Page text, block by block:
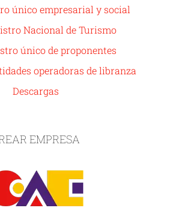
único empresarial y social
Nacional de Turismo
único de proponentes
operadoras de libranza
Descargas
EMPRESA